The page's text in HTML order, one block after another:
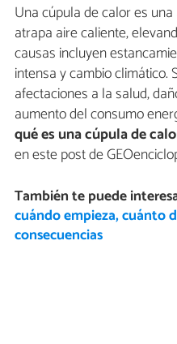
Una cúpula de calor es
atrapa aire caliente,
causas incluyen
intensa y cambio climático.
afectaciones a la salud,
aumento del consumo
qué es una cúpula de
en este post de
También te puede
cuándo empieza, cuánto
consecuencias